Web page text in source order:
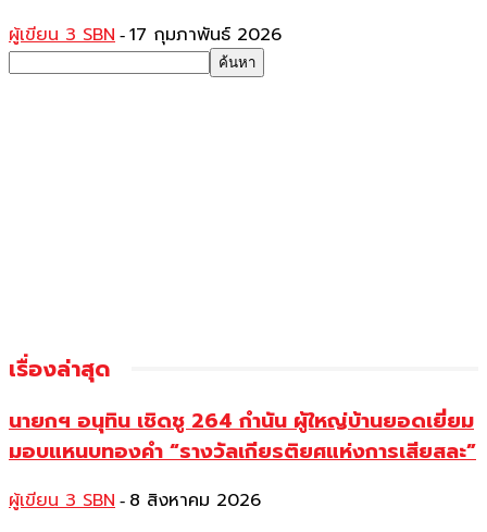
ผู้เขียน 3 SBN - 17 กุมภาพันธ์ 2026
เรื่องล่าสุด
นายกฯ อนุทิน เชิดชู 264 กำนัน ผู้ใหญ่บ้านยอดเยี่ยม
มอบแหนบทองคำ “รางวัลเกียรติยศแห่งการเสียสละ”
ผู้เขียน 3 SBN - 8 สิงหาคม 2026